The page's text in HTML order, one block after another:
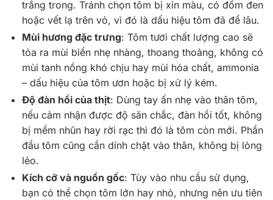
trắng trong. Tránh chọn tôm bị xỉn màu, có đốm đen
hoặc vết lạ trên vỏ, vì đó là dấu hiệu tôm đã để lâu.
Mùi hương đặc trưng: Tôm tươi chất lượng cao sẽ
tỏa ra mùi biển nhẹ nhàng, thoang thoảng, không có
mùi tanh nồng khó chịu hay mùi hóa chất, ammonia
– dấu hiệu của tôm ươn hoặc bị xử lý kém.
Độ đàn hồi của thịt: Dùng tay ấn nhẹ vào thân tôm,
nếu cảm nhận được độ săn chắc, đàn hồi tốt, không
bị mềm nhũn hay rời rạc thì đó là tôm còn mới. Phần
đầu tôm cũng cần dính chặt vào thân, không bị lỏng
lẻo.
Kích cỡ và nguồn gốc: Tùy vào nhu cầu sử dụng,
bạn có thể chọn tôm lớn hay nhỏ, nhưng nên ưu tiên